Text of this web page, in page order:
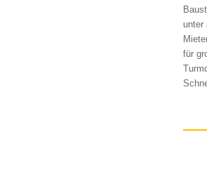
unter
für